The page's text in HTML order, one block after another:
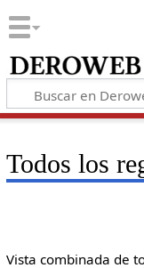
Todos los
Vista combinada de